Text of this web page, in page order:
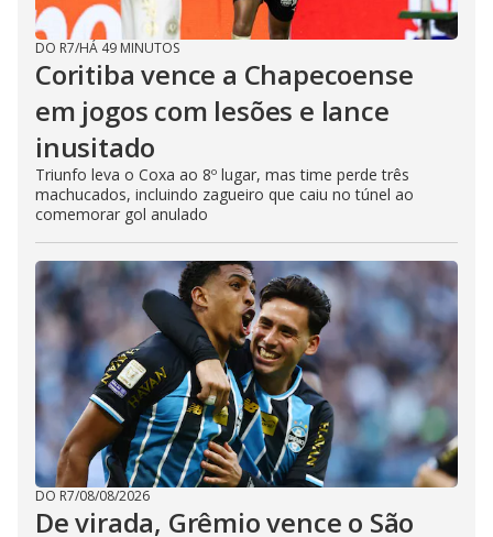
DO R7/HÁ 49 MINUTOS
Coritiba vence a Chapecoense
em jogos com lesões e lance
inusitado
Triunfo leva o Coxa ao 8º lugar, mas time perde três
machucados, incluindo zagueiro que caiu no túnel ao
comemorar gol anulado
DO R7/08/08/2026
De virada, Grêmio vence o São